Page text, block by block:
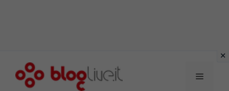
Menu